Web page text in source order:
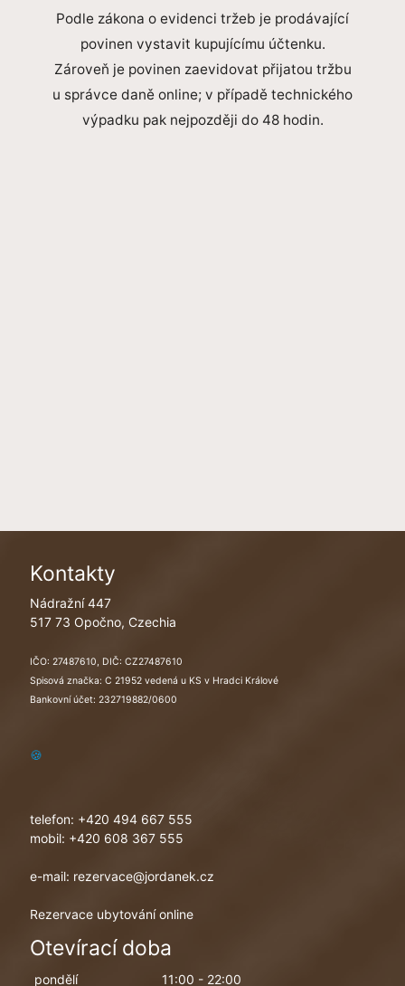
Podle zákona o evidenci tržeb je prodávající
povinen vystavit kupujícímu účtenku.
Zároveň je povinen zaevidovat přijatou tržbu
u správce daně online; v případě technického
výpadku pak nejpozději do 48 hodin.
Kontakty
Nádražní 447
517 73 Opočno, Czechia
IČO: 27487610, DIČ: CZ27487610
Spisová značka: C 21952 vedená u KS v Hradci Králové
Bankovní účet: 232719882/0600
🍪
telefon: +420 494 667 555
mobil: +420 608 367 555
e-mail: rezervace@jordanek.cz
Rezervace ubytování online
Otevírací doba
pondělí 11:00 - 22:00